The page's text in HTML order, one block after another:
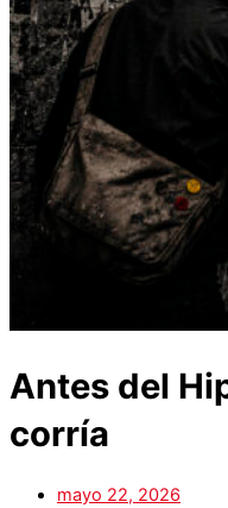
Antes del
corría
mayo 22, 2026